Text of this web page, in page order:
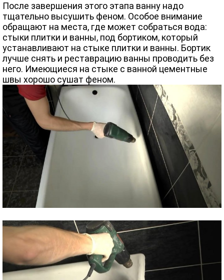
После завершения этого этапа ванну надо
тщательно высушить феном. Особое внимание
обращают на места, где может собраться вода:
стыки плитки и ванны, под бортиком, который
устанавливают на стыке плитки и ванны. Бортик
лучше снять и реставрацию ванны проводить без
него. Имеющиеся на стыке с ванной цементные
швы хорошо сушат феном.